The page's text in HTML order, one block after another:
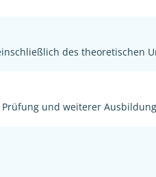
des theoretischen
und weiterer Ausbildung